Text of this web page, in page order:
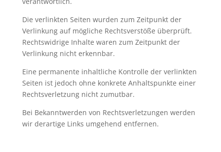
Die verlinkten Seiten wurden zum Zeitpunkt der
Verlinkung auf mögliche Rechtsverstöße überprüft.
Rechtswidrige Inhalte waren zum Zeitpunkt der
Verlinkung nicht erkennbar.
Eine permanente inhaltliche Kontrolle der verlinkten
Seiten ist jedoch ohne konkrete Anhaltspunkte einer
Rechtsverletzung nicht zumutbar.
Bei Bekanntwerden von Rechtsverletzungen werden
wir derartige Links umgehend entfernen.